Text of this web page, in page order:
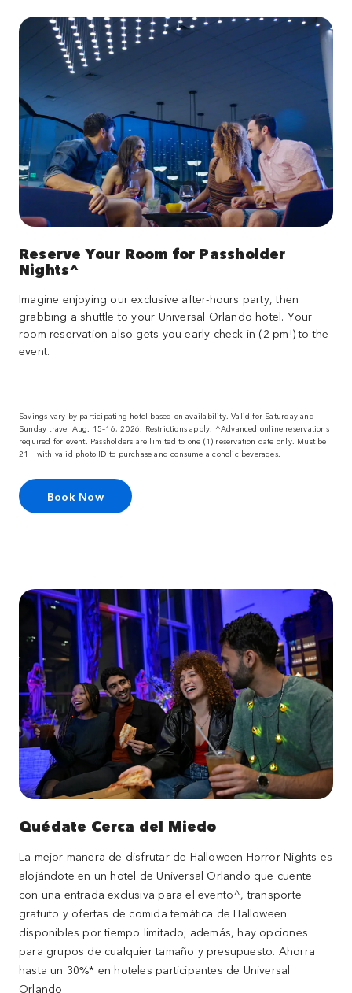
Reserve Your Room for Passholder
Nights^
Imagine enjoying our exclusive after-hours party, then
grabbing a shuttle to your Universal Orlando hotel. Your
room reservation also gets you early check-in (2 pm!) to the
event.
Savings vary by participating hotel based on availability. Valid for Saturday and
Sunday travel Aug. 15–16, 2026. Restrictions apply. ^Advanced online reservations
required for event. Passholders are limited to one (1) reservation date only. Must be
21+ with valid photo ID to purchase and consume alcoholic beverages.
Book Now
Quédate Cerca del Miedo
La mejor manera de disfrutar de Halloween Horror Nights es
alojándote en un hotel de Universal Orlando que cuente
con una entrada exclusiva para el evento^, transporte
gratuito y ofertas de comida temática de Halloween
disponibles por tiempo limitado; además, hay opciones
para grupos de cualquier tamaño y presupuesto. Ahorra
hasta un 30%* en hoteles participantes de Universal
Orlando